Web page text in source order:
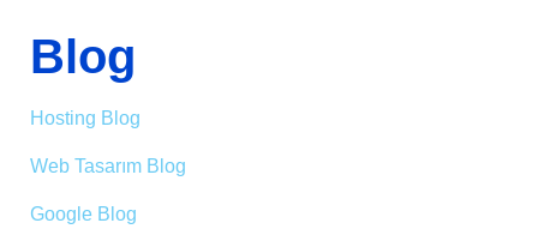
Blog
Hosting Blog
Web Tasarım Blog
Google Blog